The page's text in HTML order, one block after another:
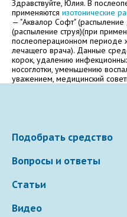
Электронная почта
Отправляя вопрос, я
Здравствуйте, Юлия. В
применяются изотонические
— "Аквалор Софт"
(распыление струя)(при
послеоперационном периоде
лечащего врача). Данные
корок, удалению
носоглотки, уменьшению
уважением, медицинский
Подобрать средство
Вопросы и ответы
Статьи
Видео